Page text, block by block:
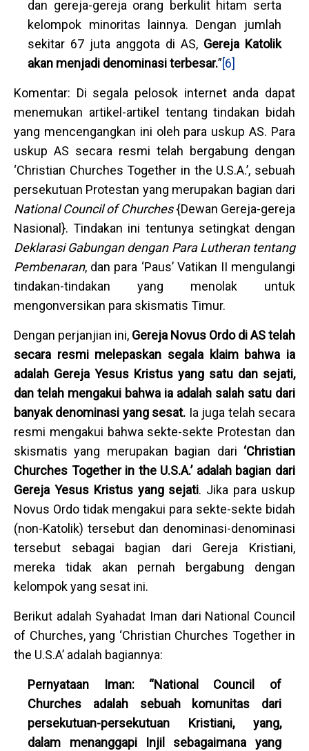
dan gereja-gereja orang berkulit hitam serta
kelompok minoritas lainnya. Dengan jumlah
sekitar 67 juta anggota di AS, Gereja Katolik
akan menjadi denominasi terbesar.”[6]
Komentar: Di segala pelosok internet anda dapat
menemukan artikel-artikel tentang tindakan bidah
yang mencengangkan ini oleh para uskup AS. Para
uskup AS secara resmi telah bergabung dengan
‘Christian Churches Together in the U.S.A.’, sebuah
persekutuan Protestan yang merupakan bagian dari
National Council of Churches{Dewan Gereja-gereja
Nasional}. Tindakan ini tentunya setingkat dengan
Deklarasi Gabungan dengan Para Lutheran tentang
Pembenaran, dan para ‘Paus’ Vatikan II mengulangi
tindakan-tindakan yang menolak untuk
mengonversikan para skismatis Timur.
Dengan perjanjian ini, Gereja Novus Ordo di AS telah
secara resmi melepaskan segala klaim bahwa ia
adalah Gereja Yesus Kristus yang satu dan sejati,
dan telah mengakui bahwa ia adalah salah satu dari
banyak denominasi yang sesat. Ia juga telah secara
resmi mengakui bahwa sekte-sekte Protestan dan
skismatis yang merupakan bagian dari ‘Christian
Churches Together in the U.S.A.’ adalah bagian dari
Gereja Yesus Kristus yang sejati. Jika para uskup
Novus Ordo tidak mengakui para sekte-sekte bidah
(non-Katolik) tersebut dan denominasi-denominasi
tersebut sebagai bagian dari Gereja Kristiani,
mereka tidak akan pernah bergabung dengan
kelompok yang sesat ini.
Berikut adalah Syahadat Iman dari National Council
of Churches, yang ‘Christian Churches Together in
the U.S.A’ adalah bagiannya:
Pernyataan Iman: “National Council of
Churches adalah sebuah komunitas dari
persekutuan-persekutuan Kristiani, yang,
dalam menanggapi Injil sebagaimana yang